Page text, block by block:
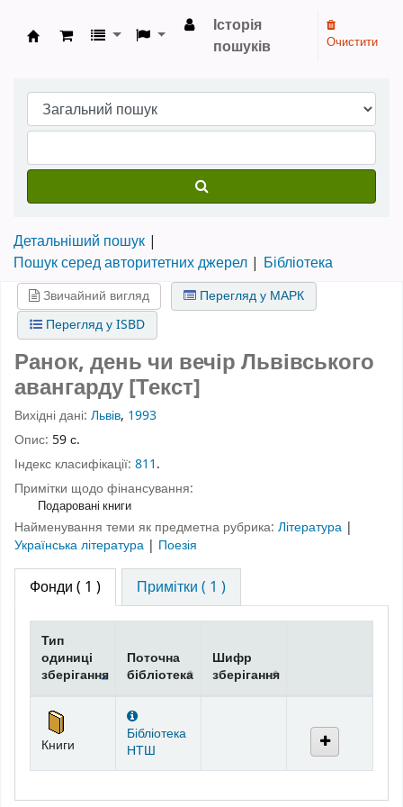
Бібліотека НТШ › Електронний каталог
Історія
пошуків
Очистити
Детальніший пошук
Пошук серед авторитетних джерел
Бібліотека
Звичайний вигляд
Перегляд у МАРК
Перегляд у ISBD
Ранок, день чи вечір Львівського
авангарду [Текст]
Вихідні дані: Львів, 1993
Опис: 59 с.
Індекс класифікації: 811.
Примітки щодо фінансування:
Подаровані книги
Найменування теми як предметна рубрика: Література |
Українська література | Поезія
Фонди ( 1 ) Примітки ( 1 )
Фонди
Тип
одиниці
зберігання
Поточна
бібліотека
Шифр
зберігання
Книги
Бібліотека
НТШ